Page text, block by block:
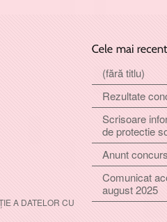
A DATELOR CU
(fără titlu)
Rezultate
Scrisoare
de protectie
Anunt
Comunicat
august 2025